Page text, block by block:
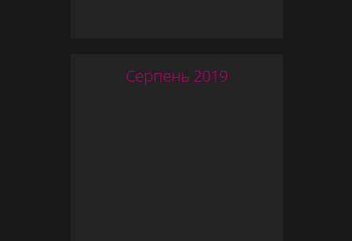
Серпень 2019